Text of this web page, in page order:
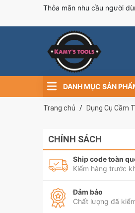
Thỏa mãn nhu cầu người
DANH MỤC SẢN
Trang chủ Dụng Cụ Cầm
CHÍNH SÁCH
Ship code toàn
Kiểm hàng trước
Đảm bảo
Chất lượng đã